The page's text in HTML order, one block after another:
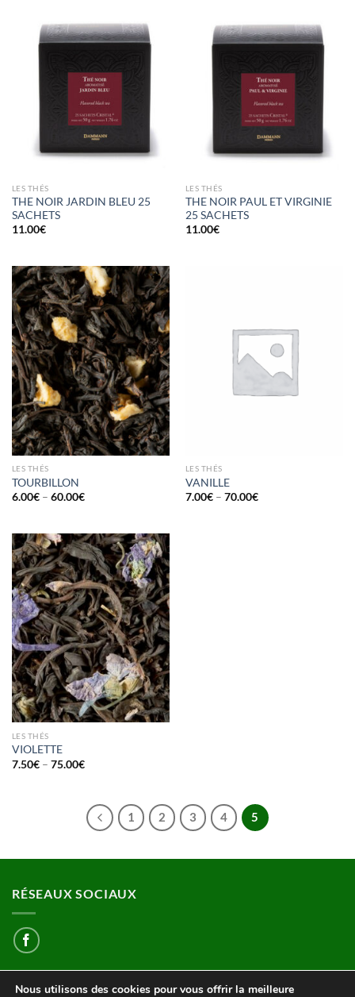
LES THÉS
THE NOIR JARDIN BLEU 25
SACHETS
11.00€
LES THÉS
THE NOIR PAUL ET VIRGINIE
25 SACHETS
11.00€
LES THÉS
TOURBILLON
6.00€– 60.00€
LES THÉS
VANILLE
7.00€– 70.00€
LES THÉS
VIOLETTE
7.50€– 75.00€
1 2 3 4 5
RÉSEAUX SOCIAUX
Nous utilisons des cookies pour vous offrir la meilleure